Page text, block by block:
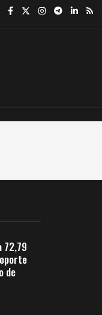
72,79
de